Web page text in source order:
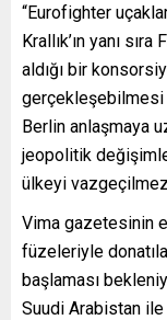
“Eurofighter
Krallık’ın yanı
aldığı bir
gerçekleşebilmesi
Berlin anlaşmaya
jeopolitik
ülkeyi
Vima gazetesinin
füzeleriyle
başlaması
Suudi Arabistan